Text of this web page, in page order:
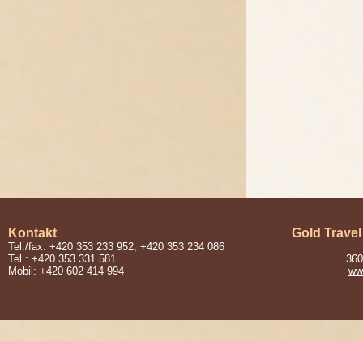
Kontakt
Tel./fax: +420 353 233 952, +420 353 234 086
Tel.: +420 353 331 581
Mobil: +420 602 414 994
Gold